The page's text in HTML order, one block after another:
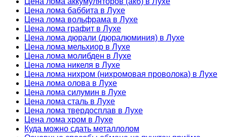
Цена лома баббита в Лухе
Цена лома вольфрама в Лухе
Цена лома графит в Лухе
Цена лома дюрали (дюралюминия) в Лухе
Цена лома мельхиор в Лухе
Цена лома молибден в Лухе
Цена лома никеля в Лухе
Цена лома нихром (нихромовая проволока) в Лухе
Цена лома олова в Лухе
Цена лома силумин в Лухе
Цена лома сталь в Лухе
Цена лома твердосплав в Лухе
Цена лома хром в Лухе
Куда можно сдать металлолом